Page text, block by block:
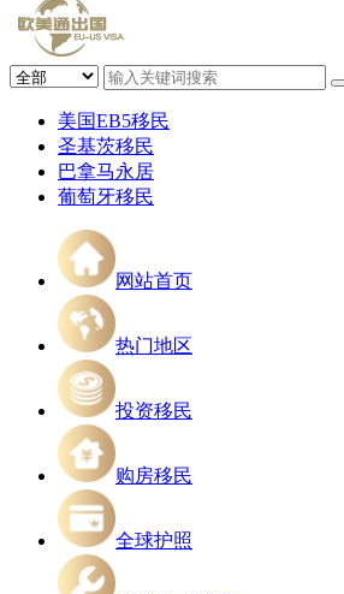
美国EB5移民
圣基茨移民
巴拿马永居
葡萄牙移民
网站首页
热门地区
投资移民
购房移民
全球护照